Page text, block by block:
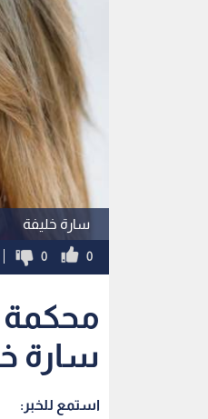
سارة خليفة
0
0
سارة
استمع للخبر: